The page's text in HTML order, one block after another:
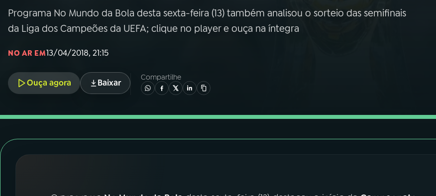
A RÁDIO
04PROGRAMAS
06VIDEOCASTS
Programa No Mundo da Bola desta sexta-feira (13) também analisou o sorteio das semifinais
da Liga dos Campeões da UEFA; clique no player e ouça na íntegra
NO AR EM13/04/2018, 21:15
Ouça agora Baixar
Compartilhe